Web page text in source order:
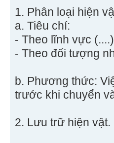
1. Phân loại hiện
a. Tiêu chí:
- Theo lĩnh vực (....)
- Theo đối tượng
b. Phương thức:
trước khi chuyển
2. Lưu trữ hiện vật.